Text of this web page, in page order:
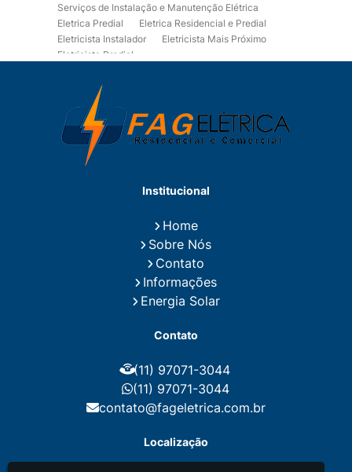
Serviços de Instalação e Manutenção Elétrica
Eletrica Predial
Eletrica Residencial e Predial
Eletricista Instalador
Eletricista Mais Próximo
Eletricista Predial
Eletricista Residencial
Eletricista Residencial E Predial
Eletricistas de Manutenção
Empresa de Instalações Elétricas
Empresa de Manutenção Eletrica
Empresa de Prestação de Serviços Eletricos
Fiação para Instalação Eletrica Residencial
Instalação de Energia Solar Residencial Preço
Instalação de Painel Solar
Instalação de Placa Solar
Instalação de Sistema Fotovoltaico
Instalação E Manutenção Elétrica
Instalação Elétrica Comercial
Instalação Elétrica Residencial Simples
Instalações Elétricas Prediais
Instalações Elétricas Residenciais
Instalador de Energia Solar
Instalador de Placa Solar
Instalador Fotovoltaico
Instalar Energia Solar
Manutenção de Instalações Elétricas
Institucional
Home
Sobre Nós
Contato
Informações
Energia Solar
Contato
(11) 97071-3044
(11) 97071-3044
contato@fageletrica.com.br
Localização